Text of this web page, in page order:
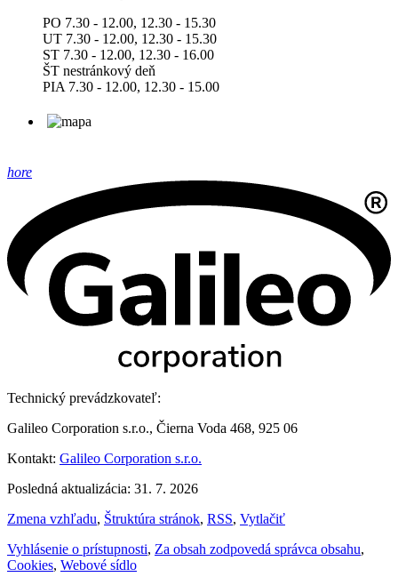
PO 7.30 - 12.00, 12.30 - 15.30
UT 7.30 - 12.00, 12.30 - 15.30
ST 7.30 - 12.00, 12.30 - 16.00
ŠT nestránkový deň
PIA 7.30 - 12.00, 12.30 - 15.00
hore
Technický prevádzkovateľ:
Galileo Corporation s.r.o., Čierna Voda 468, 925 06
Kontakt: Galileo Corporation s.r.o.
Posledná aktualizácia: 31. 7. 2026
Zmena vzhľadu, Štruktúra stránok, RSS, Vytlačiť
Vyhlásenie o prístupnosti, Za obsah zodpovedá správca obsahu,
Cookies, Webové sídlo